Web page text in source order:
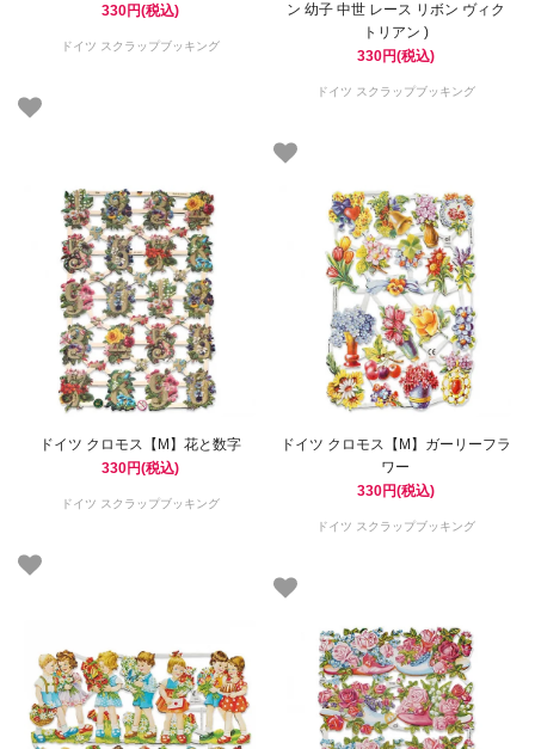
330円(税込)
ドイツ スクラップブッキング
ン 幼子 中世 レース リボン ヴィク
トリアン )
330円(税込)
ドイツ スクラップブッキング
ドイツ クロモス【M】花と数字
330円(税込)
ドイツ スクラップブッキング
ドイツ クロモス【M】ガーリーフラ
ワー
330円(税込)
ドイツ スクラップブッキング